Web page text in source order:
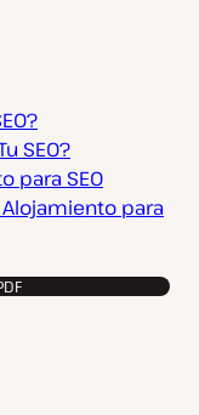
SEO?
para SEO
para